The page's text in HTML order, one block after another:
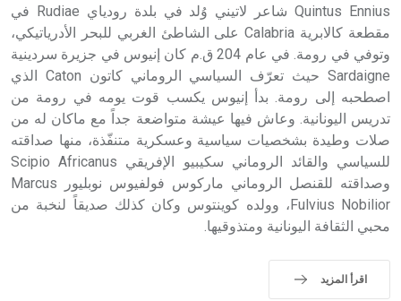
Quintus Ennius شاعر لاتيني وُلد في بلدة رودياي Rudiae في
مقطعة كالابرية Calabria على الشاطئ الغربي للبحر الأدرياتيكي،
وتوفي في رومة. في عام 204 ق.م كان إنيوس في جزيرة سردينية
Sardaigne حيث تعرّف السياسي الروماني كاتون Caton الذي
اصطحبه إلى رومة. بدأ إنيوس يكسب قوت يومه في رومة من
تدريس اليونانية. وعاش فيها عيشة متواضعة جداً مع ماكان له من
صلات وطيدة بشخصيات سياسية وعسكرية متنفّذة، منها صداقته
للسياسي والقائد الروماني سكيبيو الإفريقي Scipio Africanus
وصداقته للقنصل الروماني ماركوس فولفيوس نوبليور Marcus
Fulvius Nobilior، وولده كوينتوس وكان كذلك صديقاً لنخبة من
محبي الثقافة اليونانية ومتذوقيها.
اقرأ المزيد